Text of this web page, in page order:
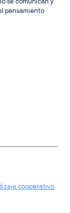
pensamiento
cooperativo